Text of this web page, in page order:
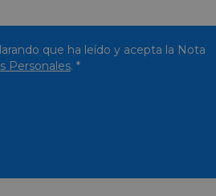
que ha leído y acepta la Nota
Personales. *